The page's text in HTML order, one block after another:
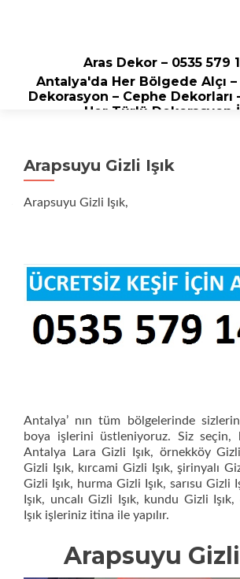
Aras Dekor – 0535 579
Antalya'da Her Bölgede Alçı –
Dekorasyon – Cephe Dekorları
Her Türlü Dekorasyon
Arapsuyu Gizli Işık
Arapsuyu Gizli Işık,
Antalya’ nın tüm bölgelerinde
boya işlerini üstleniyoruz. Siz seçin,
Antalya Lara Gizli Işık, örnekköy
Gizli Işık, kırcami Gizli Işık, şirinyalı
Gizli Işık, hurma Gizli Işık, sarısu Gizli
Işık, uncalı Gizli Işık, kundu Gizli
Işık işleriniz itina ile yapılır.
Arapsuyu Gizli